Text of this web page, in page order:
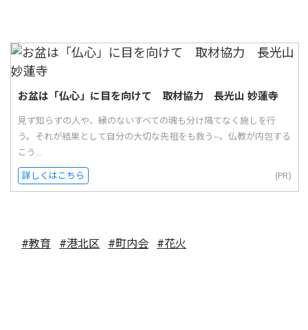
お盆は「仏心」に目を向けて 取材協力 長光山 妙蓮寺
見ず知らずの人や、縁のないすべての魂も分け隔てなく施しを行
う。それが結果として自分の大切な先祖をも救う--。仏教が内包する
こう...
詳しくはこちら (PR)
#教育 #港北区 #町内会 #花火